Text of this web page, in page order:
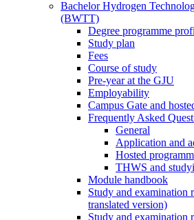
Bachelor Hydrogen
(BWTT)
Degree programme
Study plan
Fees
Course of study
Pre-year at the GJU
Employability
Campus Gate and
Frequently Asked
General
Application and
Hosted
THWS and
Module handbook
Study and examination
translated version)
Study and examination